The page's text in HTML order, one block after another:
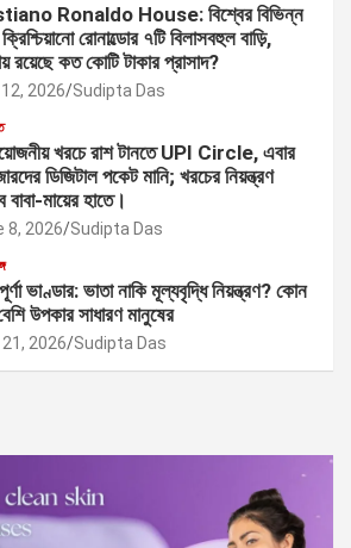
Ronaldo House: বিশ্বের বিভিন্ন
রোনাল্ডোর ৭টি বিলাসবহুল বাড়ি,
রয়েছে কত কোটি টাকার প্রাসাদ?
2026 Sudipta Das
খরচে রাশ টানতে UPI Circle, এবার
ডিজিটাল পকেট মানি; খরচের নিয়ন্ত্রণ
বাবা-মায়ের হাতে।
8, 2026 Sudipta Das
ভাণ্ডার: ভাতা নাকি মূল্যবৃদ্ধি নিয়ন্ত্রণ? কোন
উপকার সাধারণ মানুষের
21, 2026 Sudipta Das